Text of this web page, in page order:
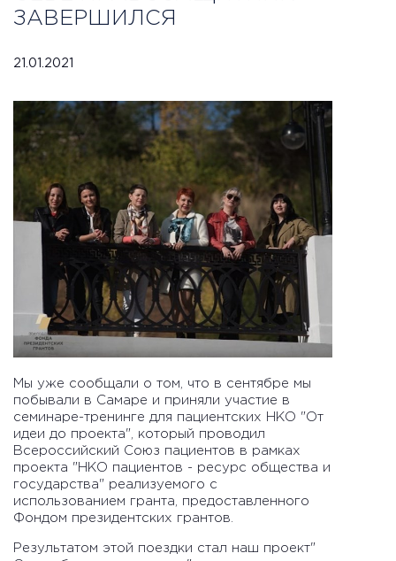
ЗАВЕРШИЛСЯ
21.01.2021
Мы уже сообщали о том, что в сентябре мы
побывали в Самаре и приняли участие в
семинаре-тренинге для пациентских НКО "От
идеи до проекта", который проводил
Всероссийский Союз пациентов в рамках
проекта "НКО пациентов - ресурс общества и
государства" реализуемого с
использованием гранта, предоставленного
Фондом президентских грантов.
Результатом этой поездки стал наш проект"